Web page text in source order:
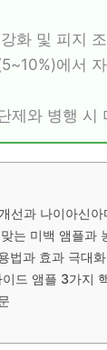
화 및 피지
에서
제와 병행 시
선과 나이아신아
는 미백 앰플과
법과 효과 극대
드 앰플 3가지